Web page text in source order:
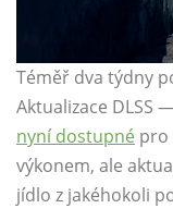
Téměř dva týdny
Aktualizace DLSS
nyní dostupné pro
výkonem, ale
jídlo z jakéhokoli